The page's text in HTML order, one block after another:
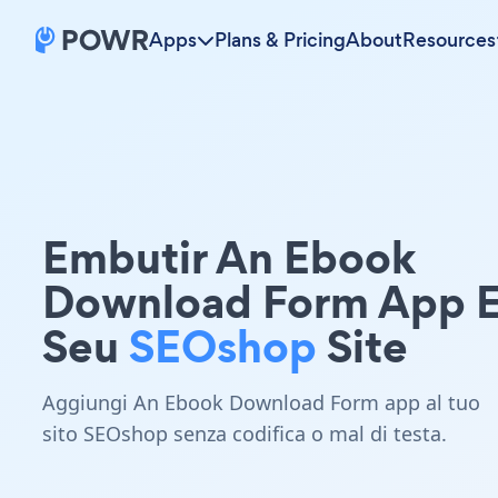
Apps Plans & PricingAboutResources
Embutir An Ebook
Download Form App
Seu SEOshopSite
Aggiungi An Ebook Download Form app al tuo
sito SEOshop senza codifica o mal di testa.